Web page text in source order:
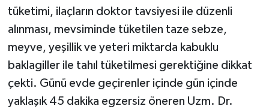
tüketimi, ilaçların doktor tavsiyesi ile düzenli
alınması, mevsiminde tüketilen taze sebze,
meyve, yeşillik ve yeteri miktarda kabuklu
baklagiller ile tahıl tüketilmesi gerektiğine dikkat
çekti. Günü evde geçirenler içinde gün içinde
yaklaşık 45 dakika egzersiz öneren Uzm. Dr.